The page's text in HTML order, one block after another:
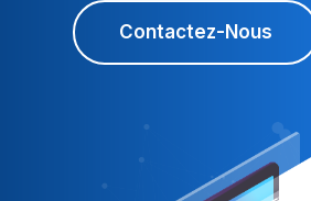
Contactez-Nous